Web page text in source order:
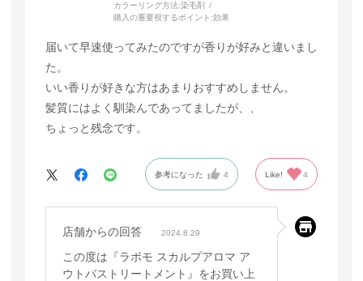
カラーリング方法:染毛剤
購入の重要視するポイント:効果
届いて早速使ってみたのですが香りが好みと違いまし
た。
いい香りが好きな方はあまりおすすめしません。
髪質にはよく馴染んであってましたが、、
ちょっと残念です。
参考になった 4 Like! 4
店舗からの回答 2024.8.29
この度は『ラボモ スカルプアロマ ア
ウトバストリートメント』をお買い上